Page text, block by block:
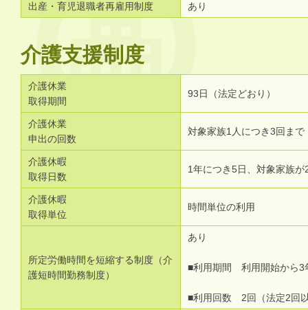
出産・育児退職者再雇用制度 あり
介護支援制度
介護休業
取得期間
93日（法定どおり）
介護休業
申出の回数
対象家族1人につき3回まで
介護休暇
取得日数
1年につき5日、対象家族
介護休暇
取得単位
時間単位の利用
所定労働時間を短縮する制度（介
護短時間勤務制度）
あり
■利用期間 利用開始から3
■利用回数 2回（法定2回